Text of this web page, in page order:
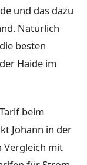
und das dazu
Natürlich
besten
Haide im
beim
Johann in der
Vergleich mit